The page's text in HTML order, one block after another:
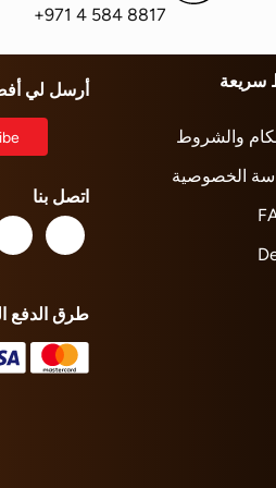
+971 4 584 8817
سريعة
والشروط
الخصوصية
أرسل لي
اتصل بنا
طرق الدفع